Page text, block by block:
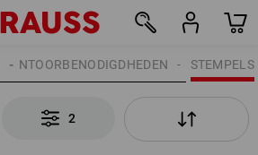
STEMPELS
KANTOORBENODIGDHEDEN
2